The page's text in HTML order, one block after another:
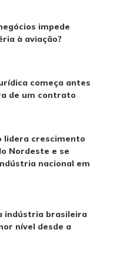
impede
à aviação?
começa antes
de um contrato
lidera crescimento
Nordeste e se
nacional em
indústria brasileira
nível desde a